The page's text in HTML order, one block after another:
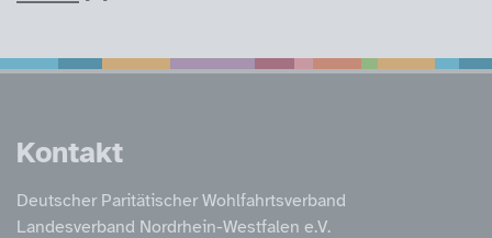
Service
Kontakt
Deutscher Paritätischer Wohlfahrtsverband
Landesverband Nordrhein-Westfalen e.V.